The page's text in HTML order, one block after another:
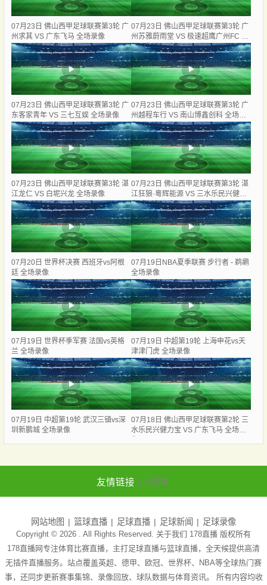
07月23日 佛山西甲足球联赛第3轮 广
州求其 VS 广东飞马 全场录像
07月23日 佛山西甲足球联赛第3轮 广
州苏雅蔚雨堂 VS 极速超鹰广州FC 全
场录像
07月23日 佛山西甲足球联赛第3轮 广
东客家青年 VS 三七互娱 全场录像
07月23日 佛山西甲足球联赛第3轮 广
州越程车行 VS 南山博鑫创科 全场录
像
07月23日 佛山西甲足球联赛第3轮 湛
江龙仁 VS 白坭兴龙 全场录像
07月23日 佛山西甲足球联赛第3轮 湛
江狂狼·粵辉能源 VS 三水乐民兴健力
宝 全场录像
07月20日 世界杯决赛 西班牙vs阿根
廷 全场录像
07月19日NBA夏季联赛 步行者 - 鹈鹕
全场录像
07月19日 世界杯季军赛 法国vs英格
兰 全场录像
07月19日 中超第19轮 上海申花vs天
津津门虎 全场录像
07月19日 中超第19轮 武汉三镇vs深
圳新鹏城 全场录像
07月18日 佛山西甲足球联赛第2轮 三
水乐民兴健力宝 VS 广东飞马 全场录
友情链接 178直播
网站地图 篮球直播 足球直播 足球新闻 足球录像
Copyright © 2026 . All Rights Reserved. 关于我们 178直播 版权所有
178直播网专注体育比赛直播，主打足球直播与篮球直播，全天候提供高清
无插件直播服务。站点覆盖英超、德甲、欧冠、世界杯、NBA等全球热门赛
事，还同步更新赛事集锦、录像回放、球队数据与体育资讯。 所有内容均收